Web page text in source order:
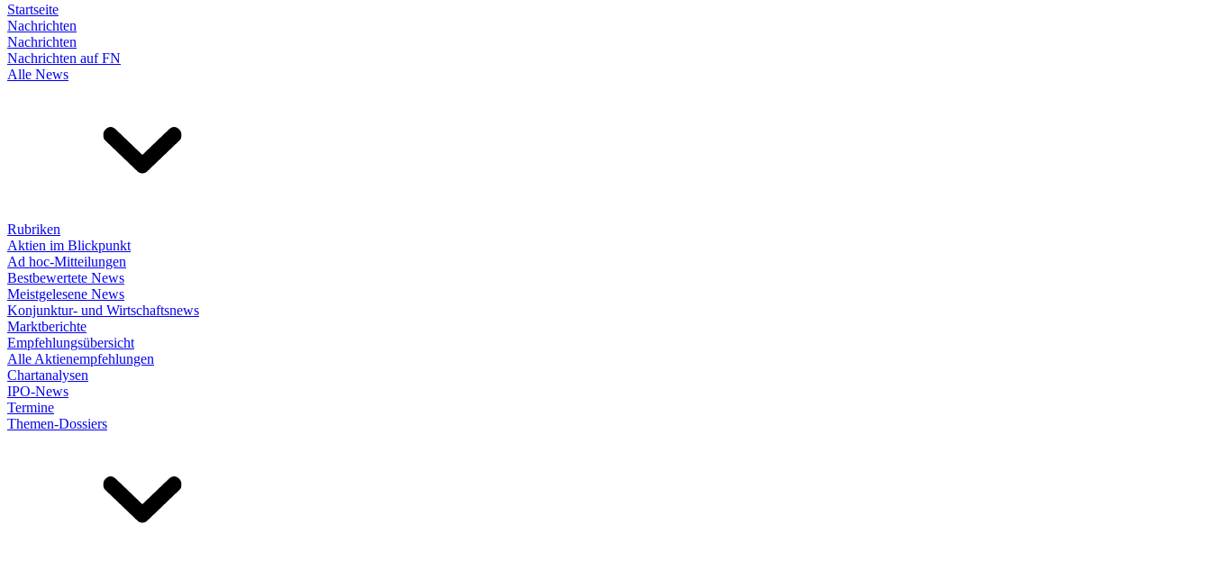
Startseite
Nachrichten
Nachrichten
Nachrichten auf FN
Alle News
Rubriken
Aktien im Blickpunkt
Ad hoc-Mitteilungen
Bestbewertete News
Meistgelesene News
Konjunktur- und Wirtschaftsnews
Marktberichte
Empfehlungsübersicht
Alle Aktienempfehlungen
Chartanalysen
IPO-News
Termine
Themen-Dossiers